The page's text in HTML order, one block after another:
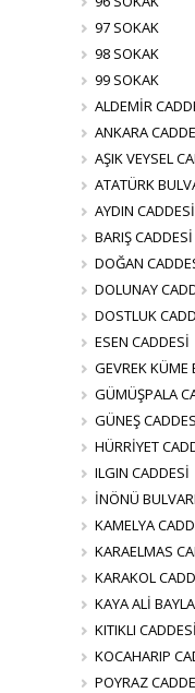
97 SOKAK
98 SOKAK
99 SOKAK
ALDEMİR
ANKARA
AŞIK VEYSEL
ATATÜRK
AYDIN CADDESİ
BARIŞ CADDESİ
DOĞAN
DOLUNAY
DOSTLUK
ESEN CADDESİ
GEVREK KÜME
GÜMÜŞPALA
GÜNEŞ
HÜRRİYET
ILGIN CADDESİ
İNÖNÜ BULVARI
KAMELYA
KARAELMAS
KARAKOL
KAYA ALİ
KITIKLI CADDESİ
KOCAHARIP
POYRAZ